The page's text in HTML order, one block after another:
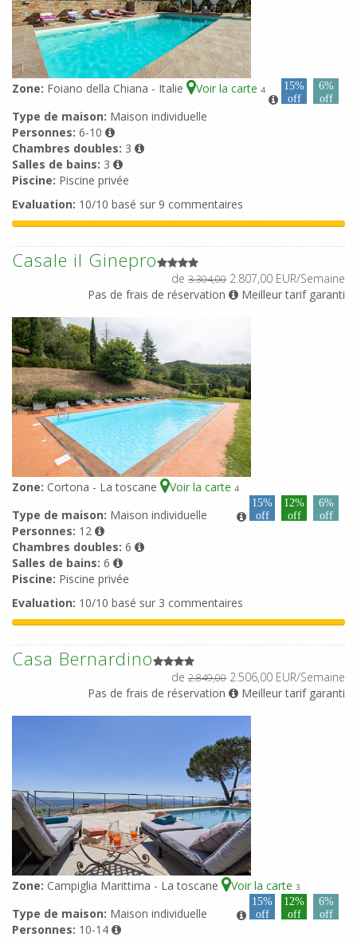
Zone: Foiano della Chiana - Italie Voir la carte 4
15%
off
6%
off
Type de maison: Maison individuelle
Personnes: 6-10
Chambres doubles: 3
Salles de bains: 3
Piscine: Piscine privée
Evaluation: 10/10 basé sur 9 commentaires
Casale il Ginepro
de 3.304,00 2.807,00 EUR/Semaine
Pas de frais de réservation
Meilleur tarif garanti
Zone: Cortona - La toscane Voir la carte 4
15%
off
12%
off
6%
off
Type de maison: Maison individuelle
Personnes: 12
Chambres doubles: 6
Salles de bains: 6
Piscine: Piscine privée
Evaluation: 10/10 basé sur 3 commentaires
Casa Bernardino
de 2.849,00 2.506,00 EUR/Semaine
Pas de frais de réservation
Meilleur tarif garanti
Zone: Campiglia Marittima - La toscane Voir la carte 3
15%
off
12%
off
6%
off
Type de maison: Maison individuelle
Personnes: 10-14